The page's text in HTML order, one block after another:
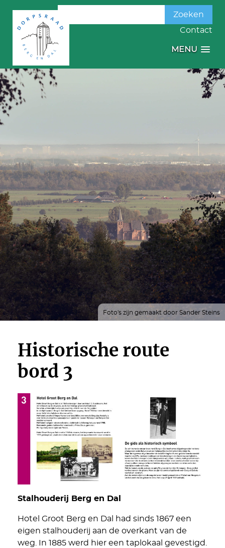
Zoeken
naar:
Contact
MENU
Foto's zijn gemaakt door Sander Steins
Historische route
bord 3
Stalhouderij Berg en Dal
Hotel Groot Berg en Dal had sinds 1867 een
eigen stalhouderij aan de overkant van de
weg. In 1885 werd hier een taplokaal gevestigd.